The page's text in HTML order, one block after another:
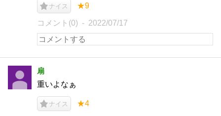
ナイス ★9
コメント(0) 2022/07/17
扇
重いよなぁ
ナイス ★4